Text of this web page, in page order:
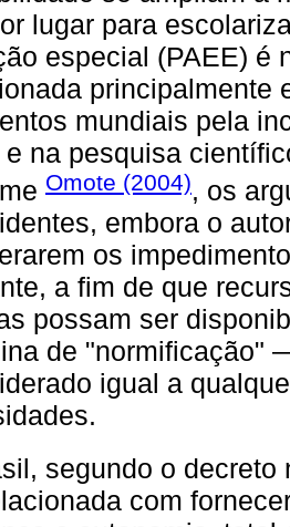
lugar para
especial (PAEE) é
principalmente
mundiais pela
na pesquisa
Omote (2004), os
embora o
os
a fim de que
possam ser
de "normificação"
igual a
segundo o decreto
com